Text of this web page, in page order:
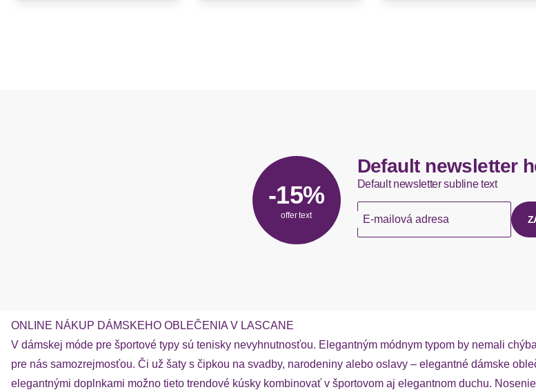
-15%
offer text
Default newsletter
Default newsletter subline text
E-mailová adresa
ONLINE NÁKUP DÁMSKEHO OBLEČENIA V LASCANE
V dámskej móde pre športové typy sú tenisky nevyhnutnosťou. Elegantným módnym typom by nemali
pre nás samozrejmosťou. Či už šaty s čipkou na svadby, narodeniny alebo oslavy – elegantné dámske
elegantnými doplnkami možno tieto trendové kúsky kombinovať v športovom aj elegantnom duchu. Nosenie